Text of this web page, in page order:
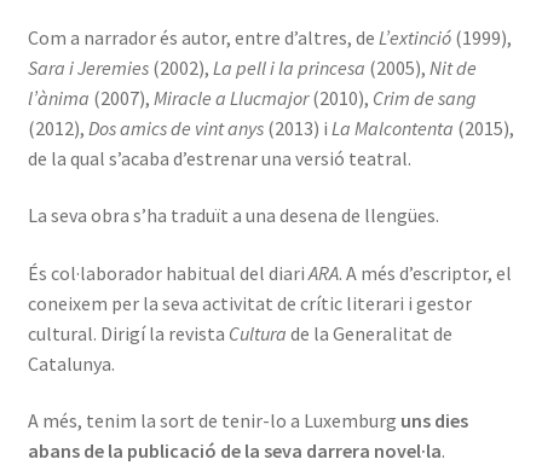
Com a narrador és autor, entre d’altres, de L’extinció(1999),
Sara i Jeremies(2002), La pell i la princesa (2005), Nit de
l’ànima (2007), Miracle a Llucmajor(2010), Crim de sang
(2012), Dos amics de vint anys(2013) i La Malcontenta (2015),
de la qual s’acaba d’estrenar una versió teatral.
La seva obra s’ha traduït a una desena de llengües.
És col·laborador habitual del diari ARA. A més d’escriptor, el
coneixem per la seva activitat de crític literari i gestor
cultural. Dirigí la revista Cultura de la Generalitat de
Catalunya.
A més, tenim la sort de tenir-lo a Luxemburg uns dies
abans de la publicació de la seva darrera novel·la.